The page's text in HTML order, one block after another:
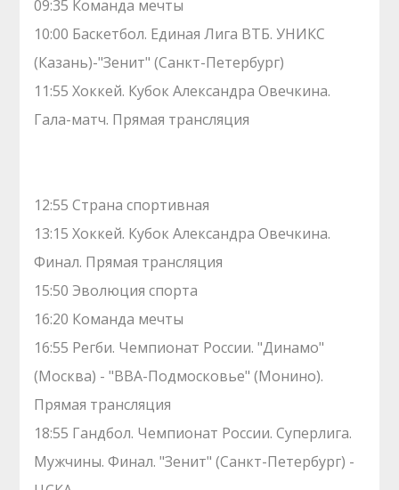
09:35 Команда мечты
10:00 Баскетбол. Единая Лига ВТБ. УНИКС
(Казань)-"Зенит" (Санкт-Петербург)
11:55 Хоккей. Кубок Александра Овечкина.
Гала-матч. Прямая трансляция
12:55 Страна спортивная
13:15 Хоккей. Кубок Александра Овечкина.
Финал. Прямая трансляция
15:50 Эволюция спорта
16:20 Команда мечты
16:55 Регби. Чемпионат России. "Динамо"
(Москва) - "ВВА-Подмосковье" (Монино).
Прямая трансляция
18:55 Гандбол. Чемпионат России. Суперлига.
Мужчины. Финал. "Зенит" (Санкт-Петербург) -